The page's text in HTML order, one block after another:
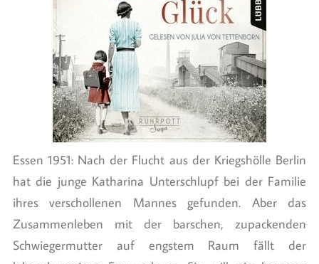
Essen 1951: Nach der Flucht aus der Kriegshölle Berlin
hat die junge Katharina Unterschlupf bei der Familie
ihres verschollenen Mannes gefunden. Aber das
Zusammenleben mit der barschen, zupackenden
Schwiegermutter auf engstem Raum fällt der